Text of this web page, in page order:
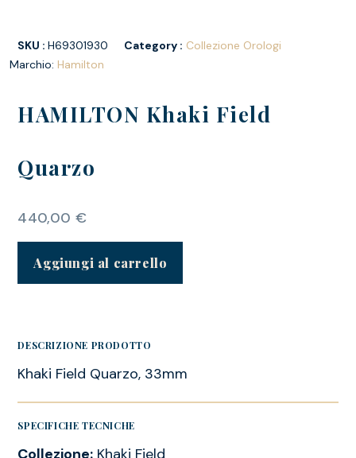
SKU :H69301930 Category : Collezione Orologi
Marchio: Hamilton
HAMILTON Khaki Field
Quarzo
440,00 €
Aggiungi al carrello
DESCRIZIONE PRODOTTO
Khaki Field Quarzo, 33mm
SPECIFICHE TECNICHE